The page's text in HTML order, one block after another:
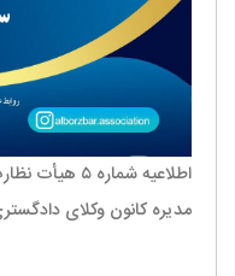
اطلاعیه
مدیره کانون وکلای دادگستری